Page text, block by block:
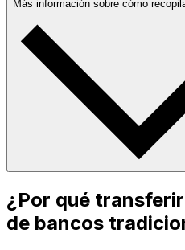
Más información sobre cómo
¿Por qué
de bancos